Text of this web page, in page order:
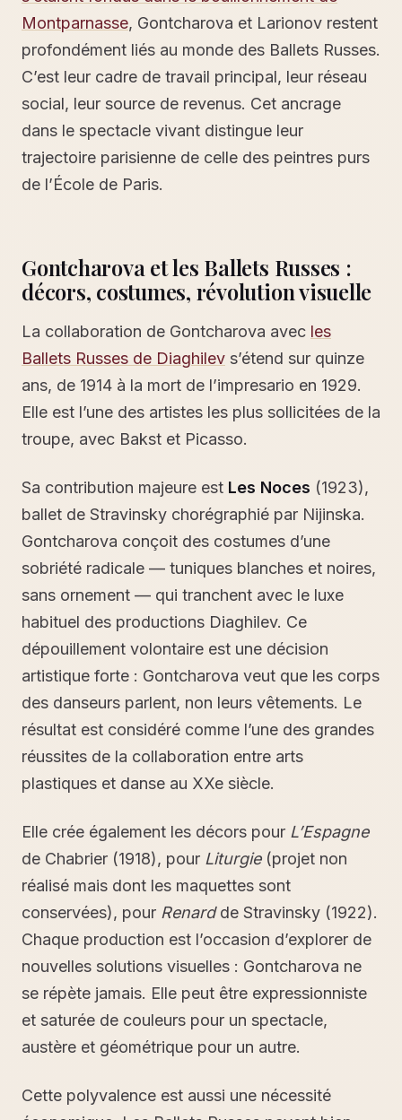
Montparnasse, Gontcharova et Larionov restent
profondément liés au monde des Ballets Russes.
C’est leur cadre de travail principal, leur réseau
social, leur source de revenus. Cet ancrage
dans le spectacle vivant distingue leur
trajectoire parisienne de celle des peintres purs
de l’École de Paris.
Gontcharova et les Ballets Russes :
décors, costumes, révolution visuelle
La collaboration de Gontcharova avec les
Ballets Russes de Diaghilev s’étend sur quinze
ans, de 1914 à la mort de l’impresario en 1929.
Elle est l’une des artistes les plus sollicitées de la
troupe, avec Bakst et Picasso.
Sa contribution majeure est Les Noces (1923),
ballet de Stravinsky chorégraphié par Nijinska.
Gontcharova conçoit des costumes d’une
sobriété radicale — tuniques blanches et noires,
sans ornement — qui tranchent avec le luxe
habituel des productions Diaghilev. Ce
dépouillement volontaire est une décision
artistique forte : Gontcharova veut que les corps
des danseurs parlent, non leurs vêtements. Le
résultat est considéré comme l’une des grandes
réussites de la collaboration entre arts
plastiques et danse au XXe siècle.
Elle crée également les décors pour L’Espagne
de Chabrier (1918), pour Liturgie(projet non
réalisé mais dont les maquettes sont
conservées), pour Renardde Stravinsky (1922).
Chaque production est l’occasion d’explorer de
nouvelles solutions visuelles : Gontcharova ne
se répète jamais. Elle peut être expressionniste
et saturée de couleurs pour un spectacle,
austère et géométrique pour un autre.
Cette polyvalence est aussi une nécessité